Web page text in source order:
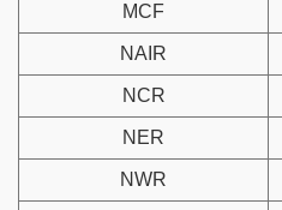
MCF
NAIR
NCR
NER
NWR